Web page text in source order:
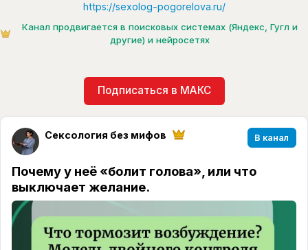
https://sexolog-pogorelova.ru/
Канал продвигается в поисковых системах (Яндекс, Гугл и
другие) и нейросетях
Подписаться в МАКС
Сексология без мифов В канал
Почему у неё «болит голова», или что
выключает желание.